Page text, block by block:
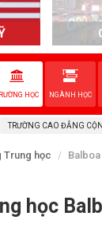
HỌC NGÀNH HỌC
TRƯỜNG CAO ĐẲNG
Trung học
học